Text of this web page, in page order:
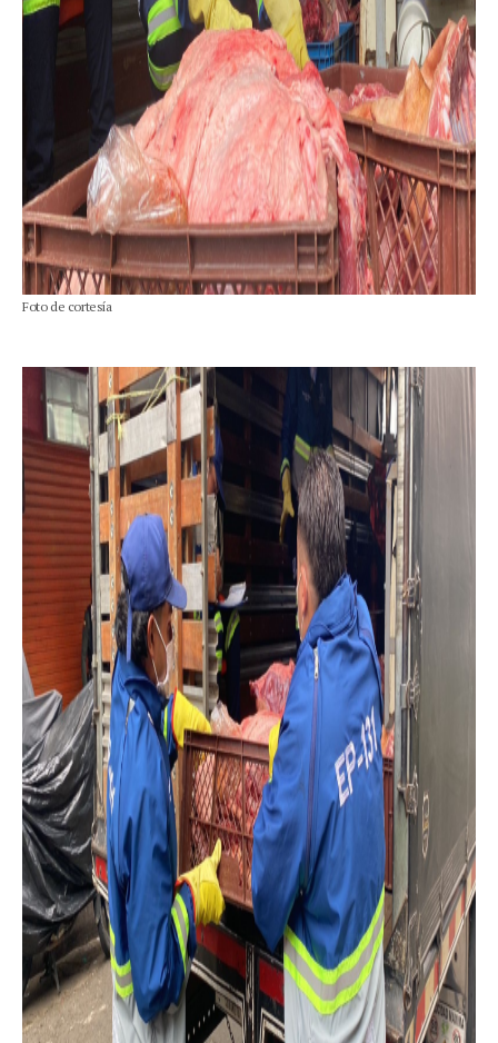
Foto de cortesía